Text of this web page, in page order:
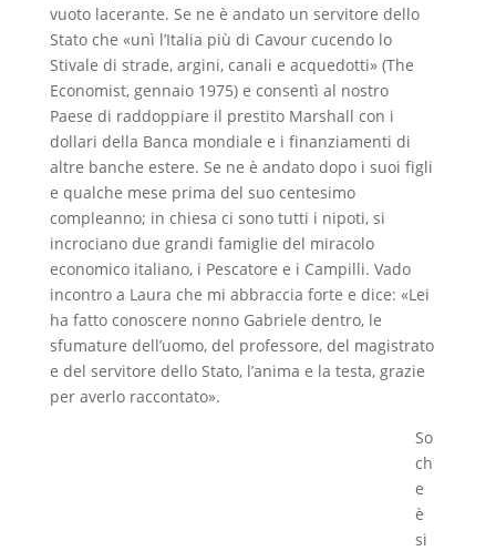
vuoto lacerante. Se ne è andato un servitore dello
Stato che «unì l’Italia più di Cavour cucendo lo
Stivale di strade, argini, canali e acquedotti» (The
Economist, gennaio 1975) e consentì al nostro
Paese di raddoppiare il prestito Marshall con i
dollari della Banca mondiale e i finanziamenti di
altre banche estere. Se ne è andato dopo i suoi figli
e qualche mese prima del suo centesimo
compleanno; in chiesa ci sono tutti i nipoti, si
incrociano due grandi famiglie del miracolo
economico italiano, i Pescatore e i Campilli. Vado
incontro a Laura che mi abbraccia forte e dice: «Lei
ha fatto conoscere nonno Gabriele dentro, le
sfumature dell’uomo, del professore, del magistrato
e del servitore dello Stato, l’anima e la testa, grazie
per averlo raccontato».
So
ch
e
è
si